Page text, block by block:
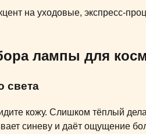
на уходовые, экспресс-
лампы для
света
кожу. Слишком тёплый
синеву и даёт ощущение